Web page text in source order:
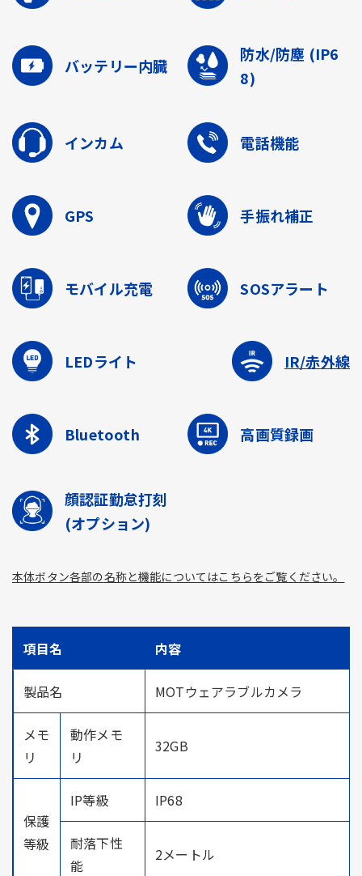
バッテリー内臓
防水/防塵 (IP6
8)
インカム 電話機能
GPS 手振れ補正
モバイル充電 SOSアラート
LEDライト IR/赤外線
Bluetooth 高画質録画
顔認証勤怠打刻
(オプション)
本体ボタン各部の名称と機能についてはこちらをご覧ください。
項目名 内容
製品名 MOTウェアラブルカメラ
メモ
リ
動作メモ
リ
32GB
保護
等級
IP等級 IP68
耐落下性
能
2メートル